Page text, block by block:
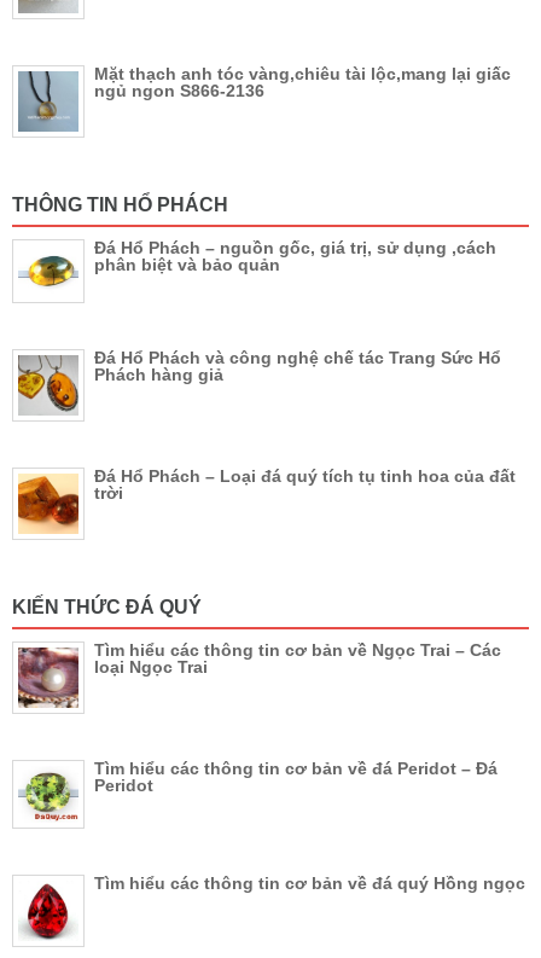
Mặt thạch anh tóc vàng,chiêu tài lộc,mang lại giấc
ngủ ngon S866-2136
THÔNG TIN HỔ PHÁCH
Đá Hổ Phách – nguồn gốc, giá trị, sử dụng ,cách
phân biệt và bảo quản
Đá Hổ Phách và công nghệ chế tác Trang Sức Hổ
Phách hàng giả
Đá Hổ Phách – Loại đá quý tích tụ tinh hoa của đất
trời
KIẾN THỨC ĐÁ QUÝ
Tìm hiểu các thông tin cơ bản về Ngọc Trai – Các
loại Ngọc Trai
Tìm hiểu các thông tin cơ bản về đá Peridot – Đá
Peridot
Tìm hiểu các thông tin cơ bản về đá quý Hồng ngọc